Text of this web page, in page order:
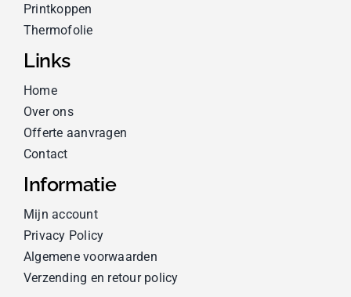
Printkoppen
Thermofolie
Links
Home
Over ons
Offerte aanvragen
Contact
Informatie
Mijn account
Privacy Policy
Algemene voorwaarden
Verzending en retour policy